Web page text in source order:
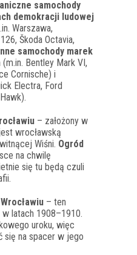
samochody
demokracji ludowej
Warszawa,
Škoda Octavia,
samochody marek
(m.in. Bentley Mark VI,
Cornische) i
Electra, Ford
– założony w
wrocławską
Wiśni. Ogród
na chwilę
się tu będą czuli
– ten
latach 1908–1910.
uroku, więc
na spacer w jego